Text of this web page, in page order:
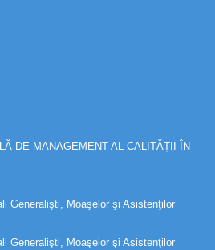
DE MANAGEMENT AL CALITĂȚII ÎN
Generalişti, Moaşelor şi Asistenţilor
Generalişti, Moaşelor şi Asistenţilor